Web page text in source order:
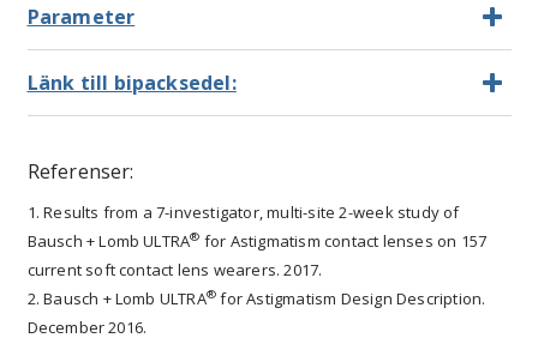
Parameter
Länk till bipacksedel:
Referenser:
1. Results from a 7-investigator, multi-site 2-week study of
Bausch + Lomb ULTRA® for Astigmatism contact lenses on 157
current soft contact lens wearers. 2017.
2. Bausch + Lomb ULTRA® for Astigmatism Design Description.
December 2016.